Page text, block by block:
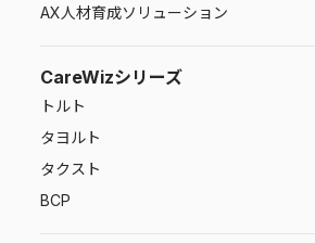
AX人材育成ソリューション
CareWizシリーズ
トルト
タヨルト
タクスト
BCP